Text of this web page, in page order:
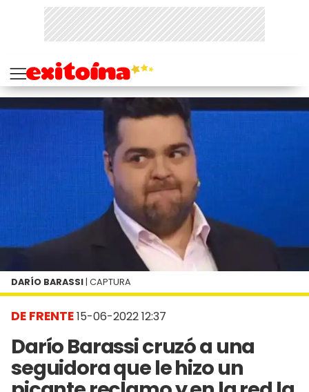
DE FRENTE15-06-2022 12:37
Darío Barassi cruzó a una
seguidora que le hizo un
DARÍO BARASSI | CAPTURA